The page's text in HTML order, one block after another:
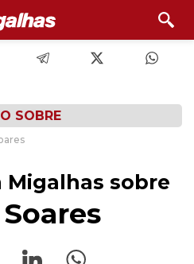
SOBRE
Migalhas sobre